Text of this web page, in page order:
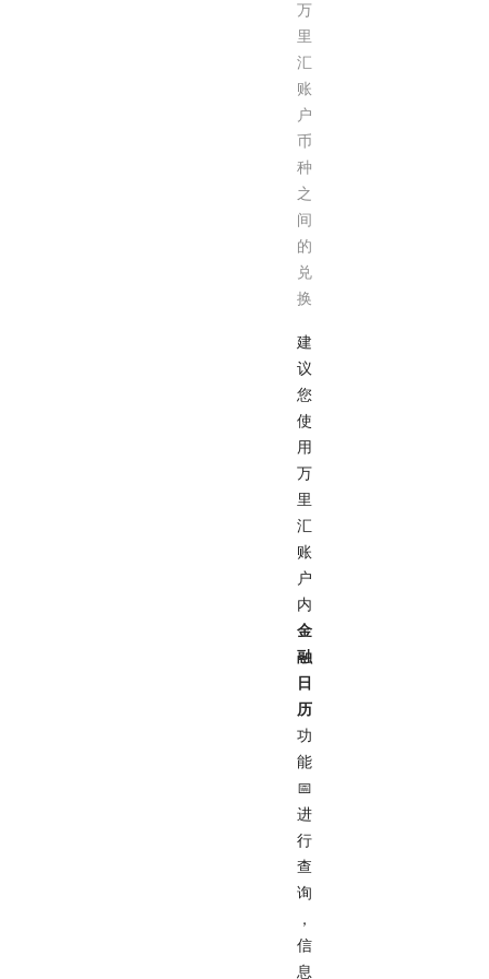
万
里
汇
账
户
币
种
之
间
的
兑
换
建
议
您
使
用
万
里
汇
账
户
内
金
融
日
历
功
能
📅
进
行
查
询
，
信
息